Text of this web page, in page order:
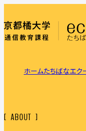
ホームたちばなエク
ABOUT